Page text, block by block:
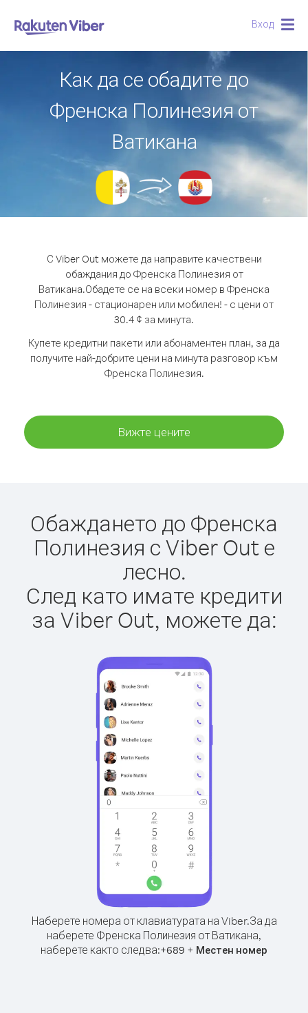
Вход
Как да се обадите до
Френска Полинезия от
Ватикана
С Viber Out можете да направите качествени
обаждания до Френска Полинезия от
Ватикана.Обадете се на всеки номер в Френска
Полинезия - стационарен или мобилен! - с цени от
30.4 ¢ за минута.
Купете кредитни пакети или абонаментен план, за да
получите най-добрите цени на минута разговор към
Френска Полинезия.
Вижте цените
Обаждането до Френска
Полинезия с Viber Out е
лесно.
След като имате кредити
за Viber Out, можете да:
Наберете номера от клавиатурата на Viber.За да
наберете Френска Полинезия от Ватикана,
наберете както следва:+689 + Местен номер